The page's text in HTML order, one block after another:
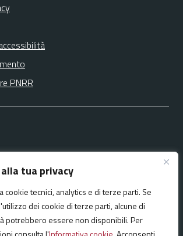
tua privacy
cookie tecnici, analytics e di terze parti. Se
dei cookie di terze parti, alcune di
potrebbero essere non disponibili. Per
PNRR
Mappa del sito